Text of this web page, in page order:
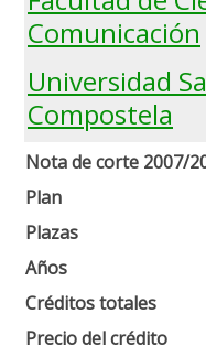
Comunicación
Universidad
Compostela
Nota de corte 2007/
Plan
Plazas
Años
Créditos totales
Precio del crédito